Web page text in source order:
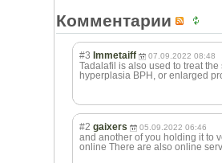
Комментарии
#3 Immetaiff 07.09.2022 08:48
Tadalafil is also used to treat
hyperplasia BPH, or enlarged
#2 gaixers 05.09.2022 06:46
and another of you holding it to
online There are also online